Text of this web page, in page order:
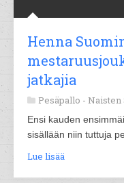
Henna
jatkajia
Pesäpallo - Naisten
Ensi kauden
sisällään niin tuttuja
Lue lisää